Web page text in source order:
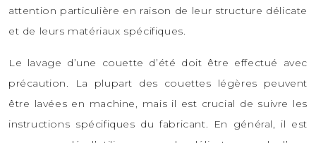
attention particulière en raison de leur structure délicate
et de leurs matériaux spécifiques.
Le lavage d’une couette d’été doit être effectué avec
précaution. La plupart des couettes légères peuvent
être lavées en machine, mais il est crucial de suivre les
instructions spécifiques du fabricant. En général, il est